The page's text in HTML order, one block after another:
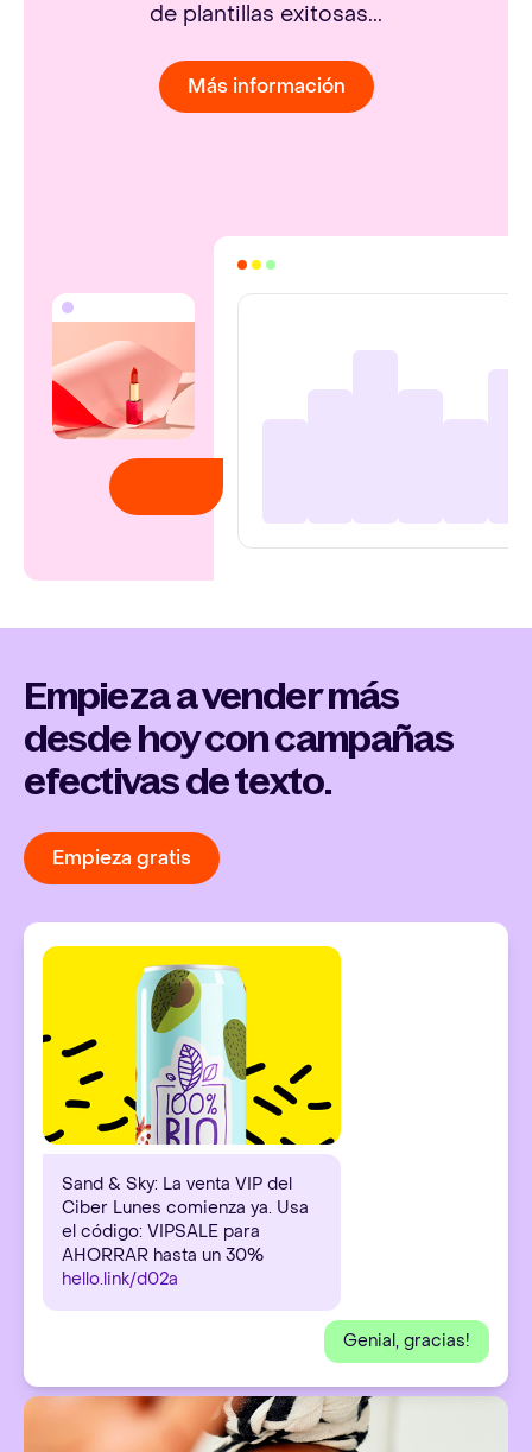
de plantillas exitosas...
Más información
Empieza a vender más
desde hoy con campañas
efectivas de texto.
Empieza gratis
Sand & Sky: La venta VIP del
Ciber Lunes comienza ya. Usa
el código: VIPSALE para
AHORRAR hasta un 30%
hello.link/d02a
Genial, gracias!